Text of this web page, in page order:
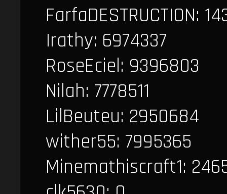
FarfaDESTRUCTION:
Irathy: 6974337
RoseEciel: 9396803
Nilah: 7778511
LilBeuteu: 2950684
wither55: 7995365
Minemathiscraft1: